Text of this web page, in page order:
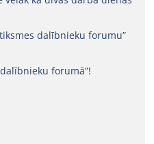
dalībnieku forumu”
forumā”!